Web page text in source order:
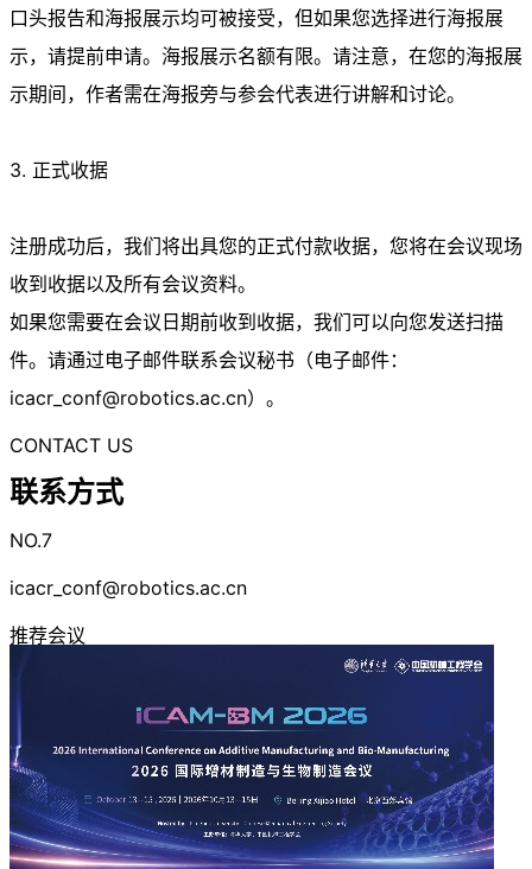
口头报告和海报展示均可被接受，但如果您选择进行海报展
示，请提前申请。海报展示名额有限。请注意，在您的海报展
示期间，作者需在海报旁与参会代表进行讲解和讨论。
3. 正式收据
注册成功后，我们将出具您的正式付款收据，您将在会议现场
收到收据以及所有会议资料。
如果您需要在会议日期前收到收据，我们可以向您发送扫描
件。请通过电子邮件联系会议秘书（电子邮件：
icacr_conf@robotics.ac.cn）。
CONTACT US
联系方式
NO.7
icacr_conf@robotics.ac.cn
推荐会议